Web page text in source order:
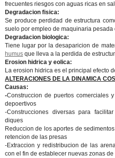
frecuentes riesgos con aguas ricas en
Degradacion fisica:
Se produce perdidad de estructura
suelo por empleo de maquinaria pesada
Degradacion biologica:
Tiene lugar por la desaparicion de
humus que lleva a la perdida de
Erosion hidrica y eolica:
La erosion hidrica es el principal efecto
ALTERACIONES DE LA DINAMICA
Causas:
-Construccion de puertos comerciales
depoertivos
-Construcciones diversas para
diques
Reduccion de los aportes de
retencion de las presas
-Extraccion y redistribucion de las
con el fin de establecer nuevas zonas de